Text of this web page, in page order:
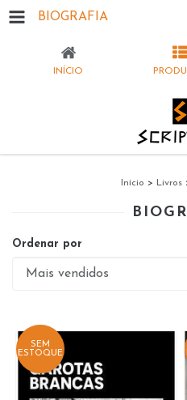
BIOGRAFIA
INÍCIO
Início > Livros
Ordenar por
SEM
ESTOQUE